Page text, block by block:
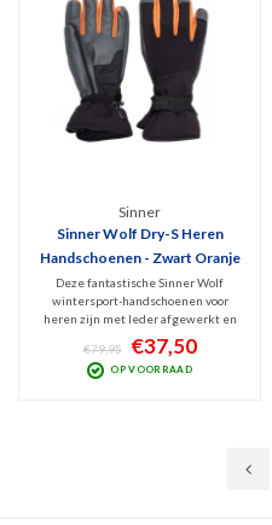
Sinner
Sinner Wolf Dry-S Heren
Handschoenen - Zwart Oranje
Deze fantastische Sinner Wolf
wintersport-handschoenen voor
heren zijn met leder afgewerkt en
hebben de befaamde DRY-S
technologie. Waterdichtheid
(10.000mm) en winddichtheid
€79,95 €37,50
OP VOORRAAD